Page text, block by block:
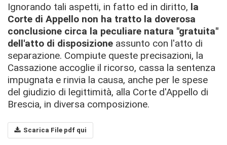
Ignorando tali aspetti, in fatto ed in diritto, la
Corte di Appello non ha tratto la doverosa
conclusione circa la peculiare natura "gratuita"
dell'atto di disposizione assunto con l'atto di
separazione. Compiute queste precisazioni, la
Cassazione accoglie il ricorso, cassa la sentenza
impugnata e rinvia la causa, anche per le spese
del giudizio di legittimità, alla Corte d'Appello di
Brescia, in diversa composizione.
Scarica File pdf qui